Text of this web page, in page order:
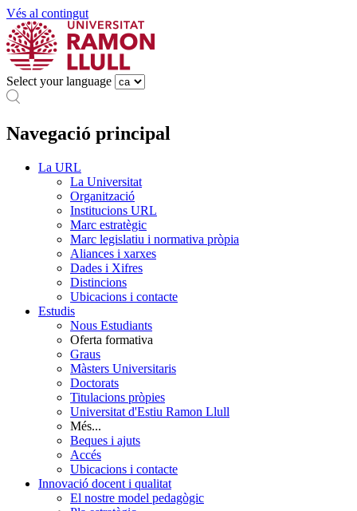
Vés al contingut
Select your language
Navegació principal
La URL
La Universitat
Organització
Institucions URL
Marc estratègic
Marc legislatiu i normativa pròpia
Aliances i xarxes
Dades i Xifres
Distincions
Ubicacions i contacte
Estudis
Nous Estudiants
Oferta formativa
Graus
Màsters Universitaris
Doctorats
Titulacions pròpies
Universitat d'Estiu Ramon Llull
Més...
Beques i ajuts
Accés
Ubicacions i contacte
Innovació docent i qualitat
El nostre model pedagògic